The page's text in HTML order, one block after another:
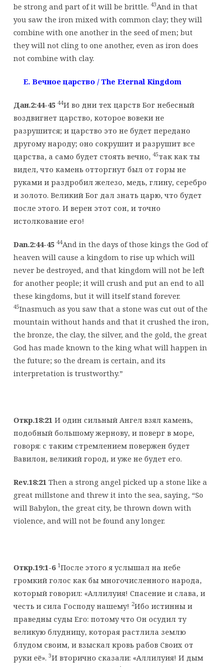
be strong and part of it will be brittle. 43And in that
you saw the iron mixed with common clay; they will
combine with one another in the seed of men; but
they will not cling to one another, even as iron does
not combine with clay.
E. Вечноецарство / The Eternal Kingdom
Дан.2:44-45 44И во дни тех царств Бог небесный
воздвигнет царство, которое вовеки не
разрушится; и царство это не будет передано
другому народу; оно сокрушит и разрушит все
царства, а само будет стоять вечно, 45так как ты
видел, что камень отторгнут был от горы не
руками и раздробил железо, медь, глину, серебро
и золото. Великий Бог дал знать царю, что будет
после этого. И верен этот сон, и точно
истолкование его!
Dan.2:44-45 44And in the days of those kings the God of
heaven will cause a kingdom to rise up which will
never be destroyed, and that kingdom will not be left
for another people; it will crush and put an end to all
these kingdoms, but it will itself stand forever.
45Inasmuch as you saw that a stone was cut out of the
mountain without hands and that it crushed the iron,
the bronze, the clay, the silver, and the gold, the great
God has made known to the king what will happen in
the future; so the dream is certain, and its
interpretation is trustworthy.”
Откр.18:21 И один сильный Ангел взял камень,
подобный большому жернову, и поверг в море,
говоря: с таким стремлением повержен будет
Вавилон, великий город, и уже не будет его.
Rev.18:21 Then a strong angel picked up a stone like a
great millstone and threw it into the sea, saying, “So
will Babylon, the great city, be thrown down with
violence, and will not be found any longer.
Откр.19:1-6 1После этого я услышал на небе
громкий голос как бы многочисленного народа,
который говорил: «Аллилуия! Спасение и слава, и
честь и сила Господу нашему! 2Ибо истинны и
праведны суды Его: потому что Он осудил ту
великую блудницу, которая растлила землю
блудом своим, и взыскал кровь рабов Своих от
руки её». 3И вторично сказали: «Аллилуия! И дым